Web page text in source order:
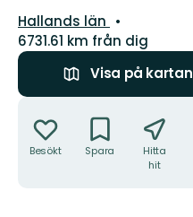
Län:
Hallands län
6731.61 km från dig
Visa på kartan
Besökt Spara
Hitta
hit